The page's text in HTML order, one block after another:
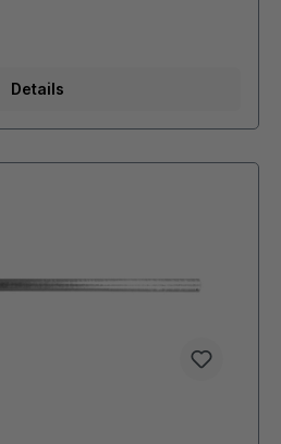
sind verbunden durch
Verbindungsteile und
Details